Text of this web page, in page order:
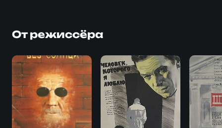
От режиссёра